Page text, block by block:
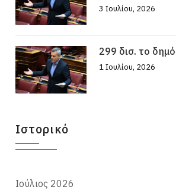
3 Ιουλίου, 2026
299 δισ. το
1 Ιουλίου, 2026
Ιστορικό
Ιούλιος 2026